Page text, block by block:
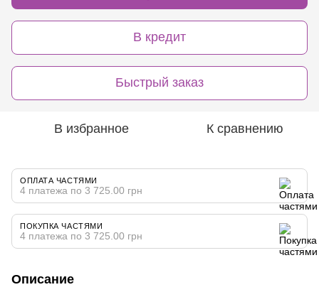
В кредит
Быстрый заказ
В избранное К сравнению
ОПЛАТА ЧАСТЯМИ
4 платежа по 3 725.00 грн
ПОКУПКА ЧАСТЯМИ
4 платежа по 3 725.00 грн
Описание